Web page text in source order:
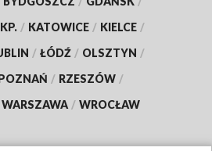
/ KATOWICE / KIELCE /
/ ŁÓDŹ / OLSZTYN /
/ RZESZÓW /
WARSZAWA / WROCŁAW